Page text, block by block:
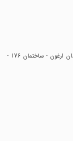
تهران - شهر گلستان - بلوار گلستان - میدان ارغون - ساختمان 176 -